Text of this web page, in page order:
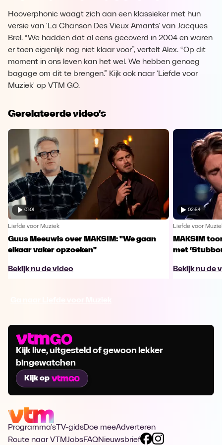
Hooverphonic waagt zich aan een klassieker met hun
versie van 'La Chanson Des Vieux Amants' van Jacques
Brel. “We hadden dat al eens gecoverd in 2004 en waren
er toen eigenlijk nog niet klaar voor”, vertelt Alex. “Op dit
moment in ons leven kan het wel. We hebben genoeg
bagage om dit te brengen.” Kijk ook naar 'Liefde voor
Muziek' op VTM GO.
Gerelateerde video's
01:01
Liefde voor Muziek
Guus Meeuwis over MAKSIM: "We gaan
elkaar vaker opzoeken"
Bekijk nu de video
02:54
Liefde voor
MAKSIM
met
Bekijk nu de
Kijk live, uitgesteld of gewoon lekker
bingewatchen
Kijk op
Programma's TV-gidsDoe meeAdverteren
Route naar VTMJobsFAQNieuwsbrief